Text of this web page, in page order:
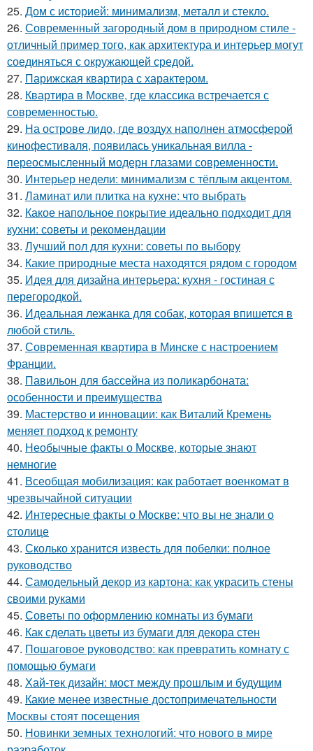
25. Дом с историей: минимализм, металл и стекло.
26. Современный загородный дом в природном стиле -
отличный пример того, как архитектура и интерьер могут
соединяться с окружающей средой.
27. Парижская квартира с характером.
28. Квартира в Москве, где классика встречается с
современностью.
29. На острове лидо, где воздух наполнен атмосферой
кинофестиваля, появилась уникальная вилла -
переосмысленный модерн глазами современности.
30. Интерьер недели: минимализм с тёплым акцентом.
31. Ламинат или плитка на кухне: что выбрать
32. Какое напольное покрытие идеально подходит для
кухни: советы и рекомендации
33. Лучший пол для кухни: советы по выбору
34. Какие природные места находятся рядом с городом
35. Идея для дизайна интерьера: кухня - гостиная с
перегородкой.
36. Идеальная лежанка для собак, которая впишется в
любой стиль.
37. Современная квартира в Минске с настроением
Франции.
38. Павильон для бассейна из поликарбоната:
особенности и преимущества
39. Мастерство и инновации: как Виталий Кремень
меняет подход к ремонту
40. Необычные факты о Москве, которые знают
немногие
41. Всеобщая мобилизация: как работает военкомат в
чрезвычайной ситуации
42. Интересные факты о Москве: что вы не знали о
столице
43. Сколько хранится известь для побелки: полное
руководство
44. Самодельный декор из картона: как украсить стены
своими руками
45. Советы по оформлению комнаты из бумаги
46. Как сделать цветы из бумаги для декора стен
47. Пошаговое руководство: как превратить комнату с
помощью бумаги
48. Хай-тек дизайн: мост между прошлым и будущим
49. Какие менее известные достопримечательности
Москвы стоят посещения
50. Новинки земных технологий: что нового в мире